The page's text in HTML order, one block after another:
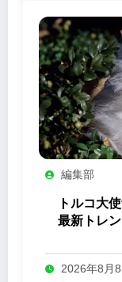
編集部
トルコ大
最新トレ
2026年8月8